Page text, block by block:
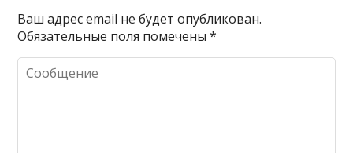
Ваш адрес email не будет опубликован.
Обязательные поля помечены*